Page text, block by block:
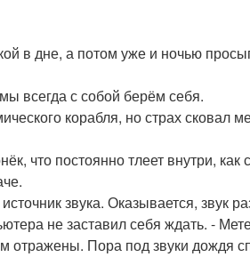
в дне, а потом уже и ночью
всегда с собой берём себя.
корабля, но страх сковал
что постоянно тлеет внутри,
звука. Оказывается, звук
не заставил себя ждать. -
отражены. Пора под звуки дождя